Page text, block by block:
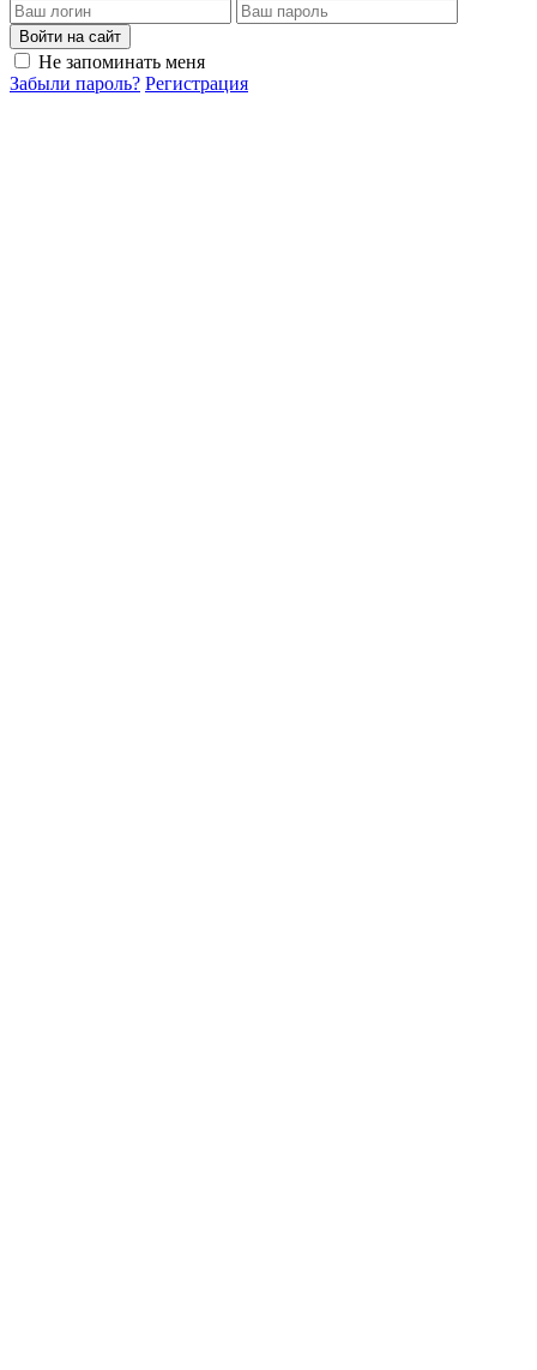
Войти на сайт
Не запоминать меня
Забыли пароль? Регистрация